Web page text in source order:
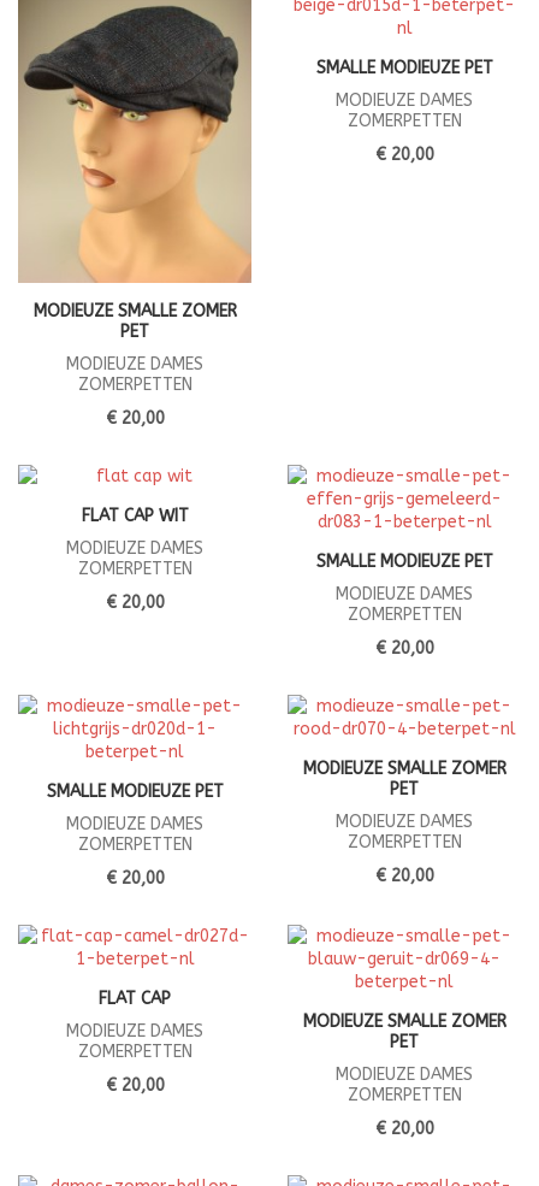
MODIEUZE SMALLE ZOMER
PET
MODIEUZE DAMES
ZOMERPETTEN
€ 20,00
SMALLE MODIEUZE PET
MODIEUZE DAMES
ZOMERPETTEN
€ 20,00
FLAT CAP WIT
MODIEUZE DAMES
ZOMERPETTEN
€ 20,00
SMALLE MODIEUZE PET
MODIEUZE DAMES
ZOMERPETTEN
€ 20,00
SMALLE MODIEUZE PET
MODIEUZE DAMES
ZOMERPETTEN
€ 20,00
MODIEUZE SMALLE ZOMER
PET
MODIEUZE DAMES
ZOMERPETTEN
€ 20,00
FLAT CAP
MODIEUZE DAMES
ZOMERPETTEN
€ 20,00
MODIEUZE SMALLE ZOMER
PET
MODIEUZE DAMES
ZOMERPETTEN
€ 20,00